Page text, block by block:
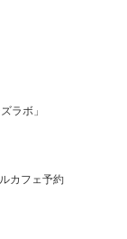
ラボ」
カフェ予約